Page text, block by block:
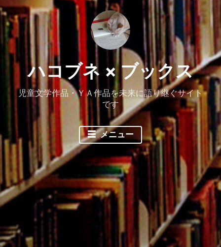
ハコブネ × ブックス
児童文学作品・ＹＡ作品を未来に語り継ぐサイト
です
メニュー